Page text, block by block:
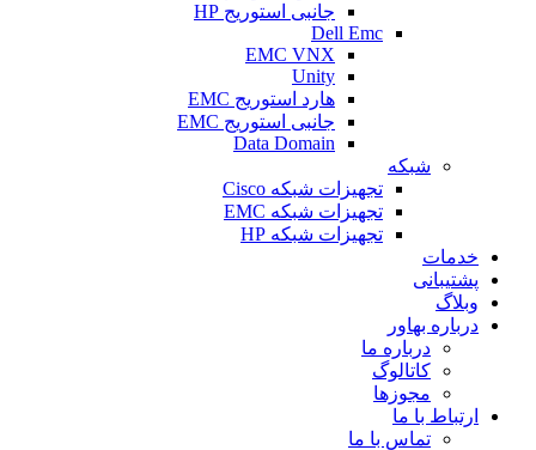
جانبی استوریج HP
Dell Emc
EMC VNX
Unity
هارد استوریج EMC
جانبی استوریج EMC
Data Domain
شبکه
تجهیزات شبکه Cisco
تجهیزات شبکه EMC
تجهیزات شبکه HP
خدمات
پشتیبانی
وبلاگ
درباره بهاور
درباره ما
کاتالوگ
مجوزها
ارتباط با ما
تماس با ما